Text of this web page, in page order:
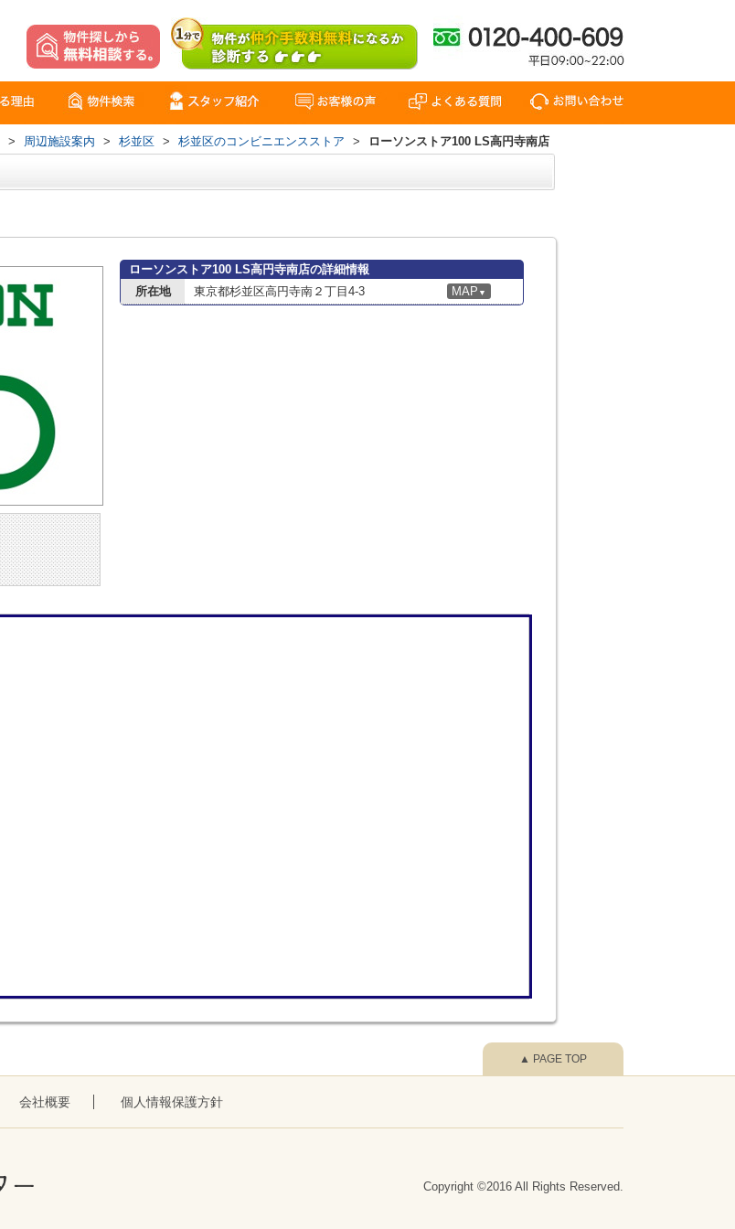
> 周辺施設案内 > 杉並区 > 杉並区のコンビニエンスストア > ローソンストア100 LS高円寺南店
ローソンストア100 LS高円寺南店の詳細情報
所在地
東京都杉並区高円寺南２丁目4-3 MAP ▼
会社概要 個人情報保護方針
Copyright ©2016 All Rights Reserved.
▲ PAGE TOP